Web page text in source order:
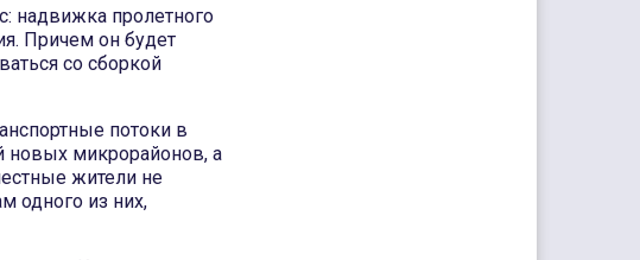
надвижка пролетного
Причем он будет
со сборкой
потоки в
новых микрорайонов, а
жители не
одного из них,